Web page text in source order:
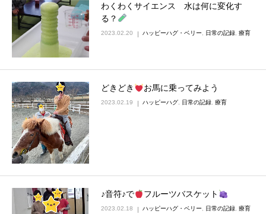
わくわくサイエンス 水は何に変化す
る？
2023.02.20 ハッピーハグ・ベリー 日常の記録 療育
どきどき お馬に乗ってみよう
2023.02.19 ハッピーハグ 日常の記録 療育
♪音符♪で フルーツバスケット
2023.02.18 ハッピーハグ・ベリー, 日常の記録, 療育